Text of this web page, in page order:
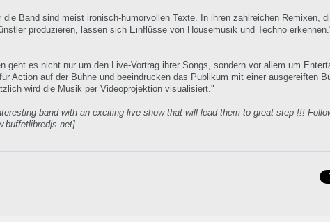
die Band sind meist ironisch-humorvollen Texte. In ihren zahlreichen Remixen,
produzieren, lassen sich Einflüsse von Housemusik und Techno
geht es nicht nur um den Live-Vortrag ihrer Songs, sondern vor allem um
Action auf der Bühne und beeindrucken das Publikum mit einer ausgereiften
wird die Musik per Videoprojektion visualisiert."
band with an exciting live show that will lead them to great step !!!